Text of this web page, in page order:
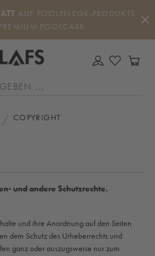
AUF POOLPFLEGE-PRODUKTE
POOLCARE
DU
COPYRIGHT
und andere Schutzrechte.
und ihre Anordnung auf den Seiten
dem Schutz des Urheberrechts und
ganz oder auszugsweise nur zum